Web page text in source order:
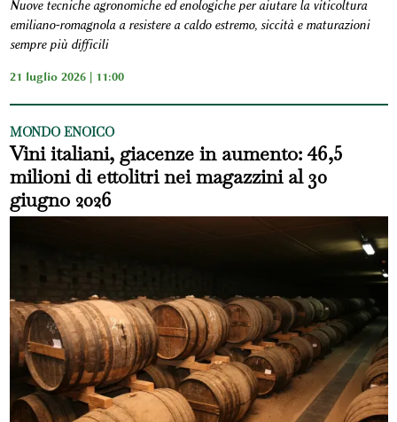
Nuove tecniche agronomiche ed enologiche per aiutare la viticoltura
emiliano-romagnola a resistere a caldo estremo, siccità e maturazioni
sempre più difficili
21 luglio 2026 | 11:00
MONDO ENOICO
Vini italiani, giacenze in aumento: 46,5
milioni di ettolitri nei magazzini al 30
giugno 2026